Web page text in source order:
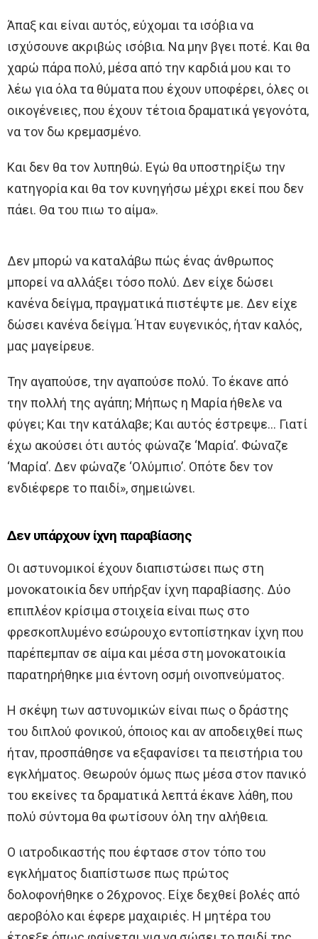
Άπαξ και είναι αυτός, εύχομαι τα ισόβια να
ισχύσουνε ακριβώς ισόβια. Να μην βγει ποτέ. Και θα
χαρώ πάρα πολύ, μέσα από την καρδιά μου και το
λέω για όλα τα θύματα που έχουν υποφέρει, όλες οι
οικογένειες, που έχουν τέτοια δραματικά γεγονότα,
να τον δω κρεμασμένο.
Και δεν θα τον λυπηθώ. Εγώ θα υποστηρίξω την
κατηγορία και θα τον κυνηγήσω μέχρι εκεί που δεν
πάει. Θα του πιω το αίμα».
Δεν μπορώ να καταλάβω πώς ένας άνθρωπος
μπορεί να αλλάξει τόσο πολύ. Δεν είχε δώσει
κανένα δείγμα, πραγματικά πιστέψτε με. Δεν είχε
δώσει κανένα δείγμα. Ήταν ευγενικός, ήταν καλός,
μας μαγείρευε.
Την αγαπούσε, την αγαπούσε πολύ. Το έκανε από
την πολλή της αγάπη; Μήπως η Μαρία ήθελε να
φύγει; Kαι την κατάλαβε; Και αυτός έστρεψε… Γιατί
έχω ακούσει ότι αυτός φώναζε ‘Μαρία’. Φώναζε
‘Μαρία’. Δεν φώναζε ‘Ολύμπιο’. Οπότε δεν τον
ενδιέφερε το παιδί», σημειώνει.
Δεν υπάρχουν ίχνη παραβίασης
Οι αστυνομικοί έχουν διαπιστώσει πως στη
μονοκατοικία δεν υπήρξαν ίχνη παραβίασης. Δύο
επιπλέον κρίσιμα στοιχεία είναι πως στο
φρεσκοπλυμένο εσώρουχο εντοπίστηκαν ίχνη που
παρέπεμπαν σε αίμα και μέσα στη μονοκατοικία
παρατηρήθηκε μια έντονη οσμή οινοπνεύματος.
Η σκέψη των αστυνομικών είναι πως ο δράστης
του διπλού φονικού, όποιος και αν αποδειχθεί πως
ήταν, προσπάθησε να εξαφανίσει τα πειστήρια του
εγκλήματος. Θεωρούν όμως πως μέσα στον πανικό
του εκείνες τα δραματικά λεπτά έκανε λάθη, που
πολύ σύντομα θα φωτίσουν όλη την αλήθεια.
Ο ιατροδικαστής που έφτασε στον τόπο του
εγκλήματος διαπίστωσε πως πρώτος
δολοφονήθηκε ο 26χρονος. Είχε δεχθεί βολές από
αεροβόλο και έφερε μαχαιριές. Η μητέρα του